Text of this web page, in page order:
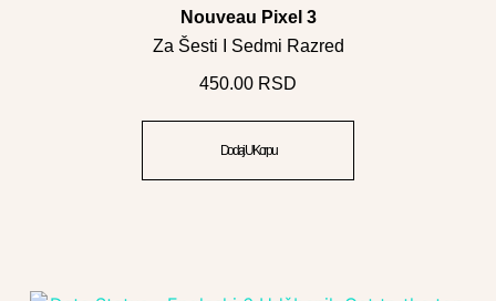
Nouveau Pixel 3
Za Šesti I Sedmi Razred
450.00 RSD
Dodaj U Korpu